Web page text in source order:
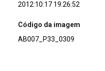
2012:10:17 19:26:52
Código da imagem
AB007_P33_0309